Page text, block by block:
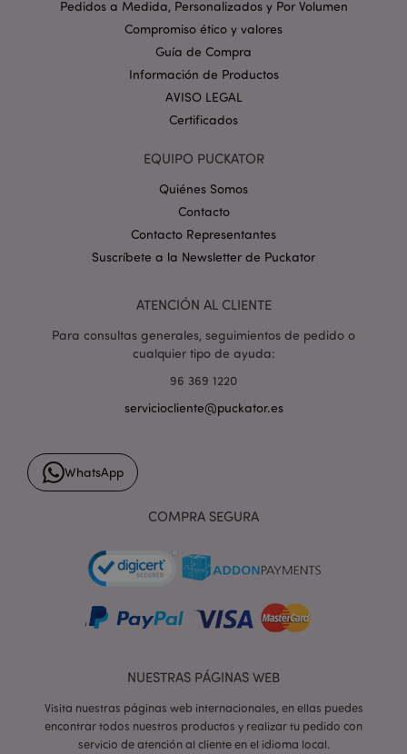
Pedidos a Medida, Personalizados y Por Volumen
Compromiso ético y valores
Guía de Compra
Información de Productos
AVISO LEGAL
Certificados
EQUIPO PUCKATOR
Quiénes Somos
Contacto
Contacto Representantes
Suscríbete a la Newsletter de Puckator
ATENCIÓN AL CLIENTE
Para consultas generales, seguimientos de pedido o
cualquier tipo de ayuda:
96 369 1220
serviciocliente@puckator.es
WhatsApp
COMPRA SEGURA
NUESTRAS PÁGINAS WEB
Visita nuestras páginas web internacionales, en ellas puedes
encontrar todos nuestros productos y realizar tu pedido con
servicio de atención al cliente en el idioma local.
searchReport-log
CookieScriptConsent
.puckator.es
twk_idm_key
Dominio
Vencimiento
_hjid
Hotjar Ltd
.puckator.es
1 año
Nombre
Provider
Vencimiento Descripción
.puckator.es
información
sobre cómo el
usuario final
utiliza el sitio
Nombre
Provider/
SIDCC
Google LLC
.google.com
1 año
el número
búsqueda